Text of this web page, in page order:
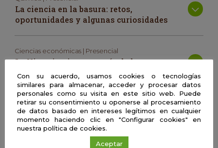
La ciencia en la basura: retos,
oportunidades y algunas curiosidades
Ciencias económicas | Presencial
La Historia vista a través de la
contabilidad y viceversa
Biología | Presencial
Medicina personalizada y nuevas
tecnologías: ¿qué es? ¿existe ya?
Con su acuerdo, usamos cookies o tecnologías
similares para almacenar, acceder y procesar datos
personales como su visita en este sitio web. Puede
retirar su consentimiento u oponerse al procesamiento
de datos basado en intereses legítimos en cualquier
momento haciendo clic en "Configurar cookies" en
nuestra política de cookies.
Aceptar